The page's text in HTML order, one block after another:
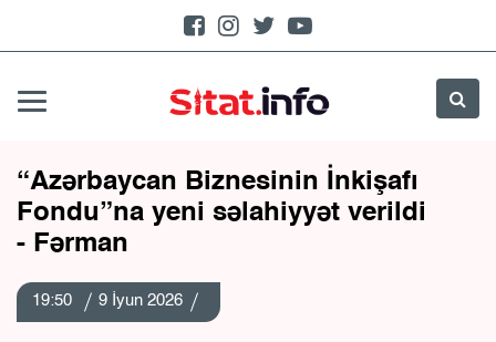
“Azərbaycan Biznesinin İnkişafı
Fondu”na yeni səlahiyyət verildi
- Fərman
19:50 9 İyun 2026